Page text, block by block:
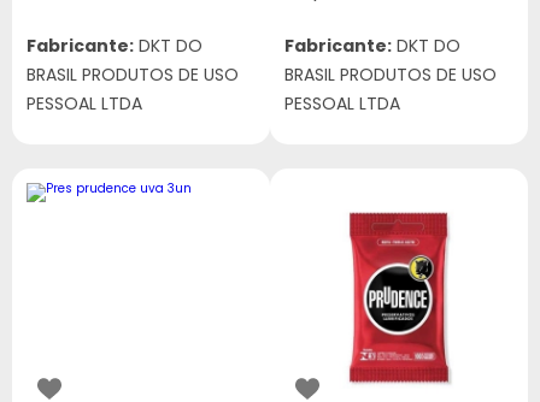
Fabricante: DKT DO
BRASIL PRODUTOS DE USO
PESSOAL LTDA
Fabricante: DKT DO
BRASIL PRODUTOS DE USO
PESSOAL LTDA